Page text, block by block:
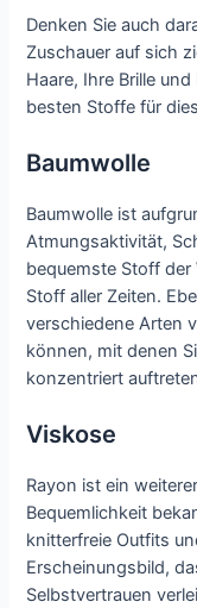
Denken Sie auch
Zuschauer auf sich
Haare, Ihre Brille
besten Stoffe für
Baumwolle
Baumwolle ist
Atmungsaktivität,
bequemste Stoff
Stoff aller Zeiten.
verschiedene Arten
können, mit denen
konzentriert
Viskose
Rayon ist ein
Bequemlichkeit
knitterfreie Outfits
Erscheinungsbild,
Selbstvertrauen